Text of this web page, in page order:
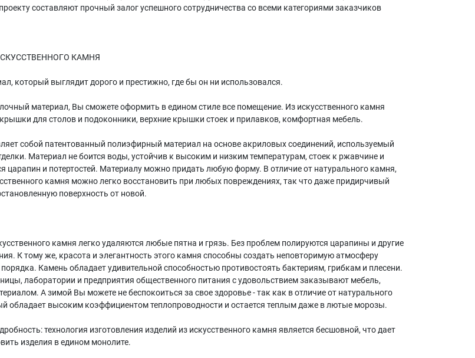
составляют прочный залог успешного сотрудничества со всеми категориями заказчиков
КАМНЯ
который выглядит дорого и престижно, где бы он ни использовался.
материал, Вы сможете оформить в едином стиле все помещение. Из искусственного камня
для столов и подоконники, верхние крышки стоек и прилавков, комфортная мебель.
собой патентованный полиэфирный материал на основе акриловых соединений, используемый
Материал не боится воды, устойчив к высоким и низким температурам, стоек к ржавчине и
царапин и потертостей. Материалу можно придать любую форму. В отличие от натурального камня,
камня можно легко восстановить при любых повреждениях, так что даже придирчивый
поверхность от новой.
камня легко удаляются любые пятна и грязь. Без проблем полируются царапины и другие
К тому же, красота и элегантность этого камня способны создать неповторимую атмосферу
Камень обладает удивительной способностью противостоять бактериям, грибкам и плесени.
лаборатории и предприятия общественного питания с удовольствием заказывают мебель,
А зимой Вы можете не беспокоиться за свое здоровье - так как в отличие от натурального
обладает высоким коэффициентом теплопроводности и остается теплым даже в лютые морозы.
технология изготовления изделий из искусственного камня является бесшовной, что дает
изделия в едином монолите.